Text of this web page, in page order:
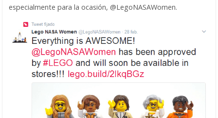
especialmente para la ocasión, @LegoNASAWomen.